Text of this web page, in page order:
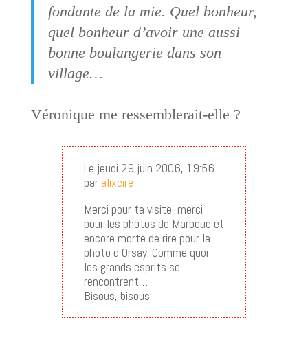
fondante de la mie. Quel bonheur,
quel bonheur d’avoir une aussi
bonne boulangerie dans son
village…
Véronique me ressemblerait-elle ?
Le jeudi 29 juin 2006, 19:56
par alixcire
Merci pour ta visite, merci
pour les photos de Marboué et
encore morte de rire pour la
photo d’Orsay. Comme quoi
les grands esprits se
rencontrent…
Bisous, bisous